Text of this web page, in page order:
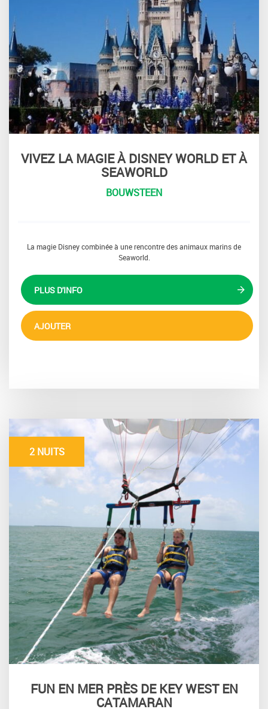
VIVEZ LA MAGIE À DISNEY WORLD ET À
SEAWORLD
BOUWSTEEN
La magie Disney combinée à une rencontre des animaux marins de
Seaworld.
PLUS D'INFO
AJOUTER
2 NUITS
FUN EN MER PRÈS DE KEY WEST EN
CATAMARAN